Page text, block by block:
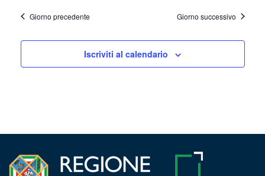
Giorno precedente Giorno successivo
Iscriviti al calendario